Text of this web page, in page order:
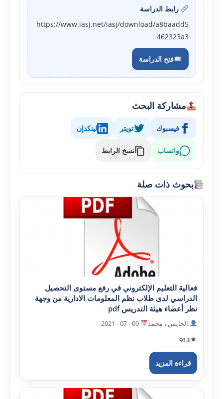
رابط الدراسة
https://www.iasj.net/iasj/download/a8baadd5
462323a3
فتح الدراسة
مشاركة البحث
فيسبوك تويتر لينكدإن
واتساب نسخ الرابط
بحوث ذات صلة
فعالية التعليم الإلکتروني في رفع مستوى التحصيل
الدراسي لدى طلاب نظم المعلومات الادارية من وجهة
نظر أعضاء هيئة التدريس pdf
الحايس ، محمد
913
قراءة المزيد